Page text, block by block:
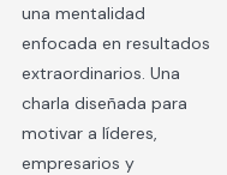
una mentalidad
enfocada en resultados
extraordinarios. Una
charla diseñada para
motivar a líderes,
empresarios y